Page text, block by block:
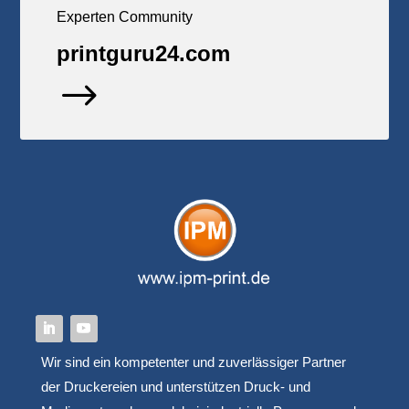
Experten Community
printguru24.com
$
Wir sind ein kompetenter und zuverlässiger Partner
der Druckereien und unterstützen Druck- und